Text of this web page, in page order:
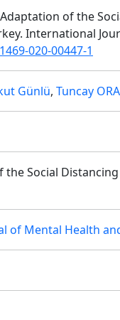
Adaptation of the
International
020-00447-1
Günlü, Tuncay
Social
of Mental Health